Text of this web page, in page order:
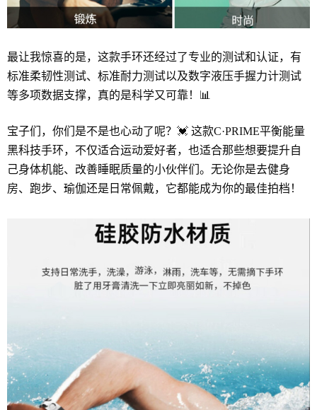
最让我惊喜的是，这款手环还经过了专业的测试和认证，有
标准柔韧性测试、标准耐力测试以及数字液压手握力计测试
等多项数据支撑，真的是科学又可靠！📊
宝子们，你们是不是也心动了呢？💓 这款C·PRIME平衡能量
黑科技手环，不仅适合运动爱好者，也适合那些想要提升自
己身体机能、改善睡眠质量的小伙伴们。无论你是去健身
房、跑步、瑜伽还是日常佩戴，它都能成为你的最佳拍档！